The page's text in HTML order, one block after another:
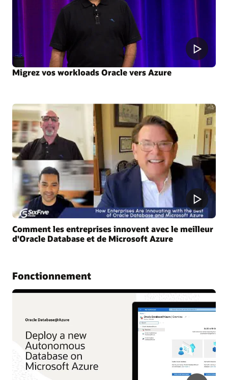
Migrez vos workloads Oracle vers Azure
Comment les entreprises innovent avec le meilleur
d'Oracle Database et de Microsoft Azure
Fonctionnement